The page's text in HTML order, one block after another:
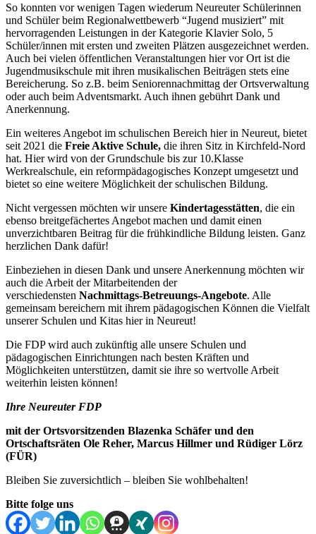
So konnten vor wenigen Tagen wiederum Neureuter Schülerinnen
und Schüler beim Regionalwettbewerb “Jugend musiziert” mit
hervorragenden Leistungen in der Kategorie Klavier Solo, 5
Schüler/innen mit ersten und zweiten Plätzen ausgezeichnet werden.
Auch bei vielen öffentlichen Veranstaltungen hier vor Ort ist die
Jugendmusikschule mit ihren musikalischen Beiträgen stets eine
Bereicherung. So z.B. beim Seniorennachmittag der Ortsverwaltung
oder auch beim Adventsmarkt. Auch ihnen gebührt Dank und
Anerkennung.
Ein weiteres Angebot im schulischen Bereich hier in Neureut, bietet
seit 2021 die Freie Aktive Schule, die ihren Sitz in Kirchfeld-Nord
hat. Hier wird von der Grundschule bis zur 10.Klasse
Werkrealschule, ein reformpädagogisches Konzept umgesetzt und
bietet so eine weitere Möglichkeit der schulischen Bildung.
Nicht vergessen möchten wir unsere Kindertagesstätten, die ein
ebenso breitgefächertes Angebot machen und damit einen
unverzichtbaren Beitrag für die frühkindliche Bildung leisten. Ganz
herzlichen Dank dafür!
Einbeziehen in diesen Dank und unsere Anerkennung möchten wir
auch die Arbeit der Mitarbeitenden der
verschiedensten Nachmittags-Betreuungs-Angebote. Alle
gemeinsam bereichern mit ihrem pädagogischen Können die Vielfalt
unserer Schulen und Kitas hier in Neureut!
Die FDP wird auch zukünftig alle unsere Schulen und
pädagogischen Einrichtungen nach besten Kräften und
Möglichkeiten unterstützen, damit sie ihre so wertvolle Arbeit
weiterhin leisten können!
Ihre Neureuter FDP
mit der Ortsvorsitzenden Blazenka Schäfer und den
Ortschaftsräten Ole Reher, Marcus Hillmer und Rüdiger Lörz
(FÜR)
Bleiben Sie zuversichtlich – bleiben Sie wohlbehalten!
Bitte folge uns